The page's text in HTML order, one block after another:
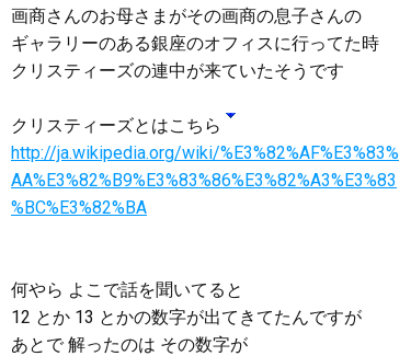
画商さんのお母さまがその画商の息子さんの
ギャラリーのある銀座のオフィスに行ってた時
クリスティーズの連中が来ていたそうです
クリスティーズとはこちら
http://ja.wikipedia.org/wiki/%E3%82%AF%E3%83%
AA%E3%82%B9%E3%83%86%E3%82%A3%E3%83
%BC%E3%82%BA
何やら よこで話を聞いてると
12 とか 13 とかの数字が出てきてたんですが
あとで 解ったのは その数字が